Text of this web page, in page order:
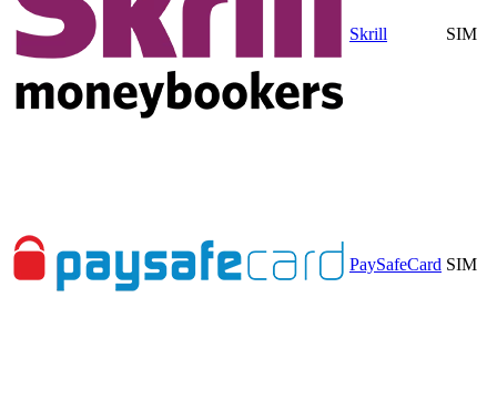
Skrill SIM
PaySafeCard SIM